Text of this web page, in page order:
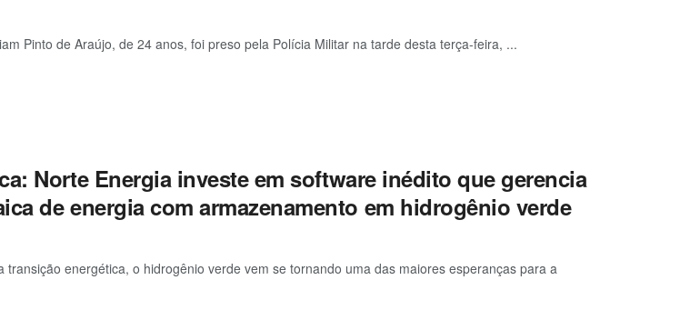
Pinto de Araújo, de 24 anos, foi preso pela Polícia Militar na tarde desta terça-feira, ...
Norte Energia investe em software inédito que gerencia
de energia com armazenamento em hidrogênio verde
transição energética, o hidrogênio verde vem se tornando uma das maiores esperanças para a